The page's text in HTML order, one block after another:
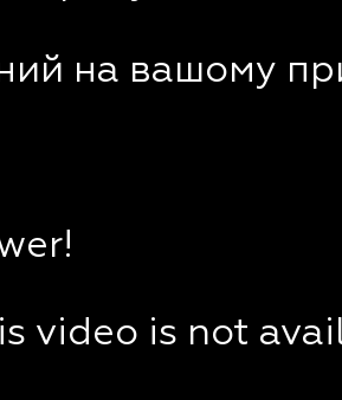
на вашому
video is not